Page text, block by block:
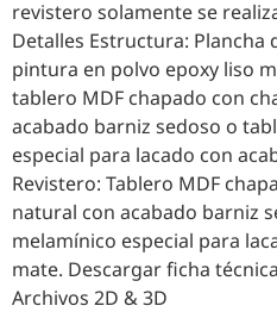
revistero solamente se
Detalles Estructura: Plancha
pintura en polvo epoxy liso
tablero MDF chapado con
acabado barniz sedoso o
especial para lacado con
Revistero: Tablero MDF
natural con acabado barniz
melamínico especial para
mate. Descargar ficha
Archivos 2D & 3D